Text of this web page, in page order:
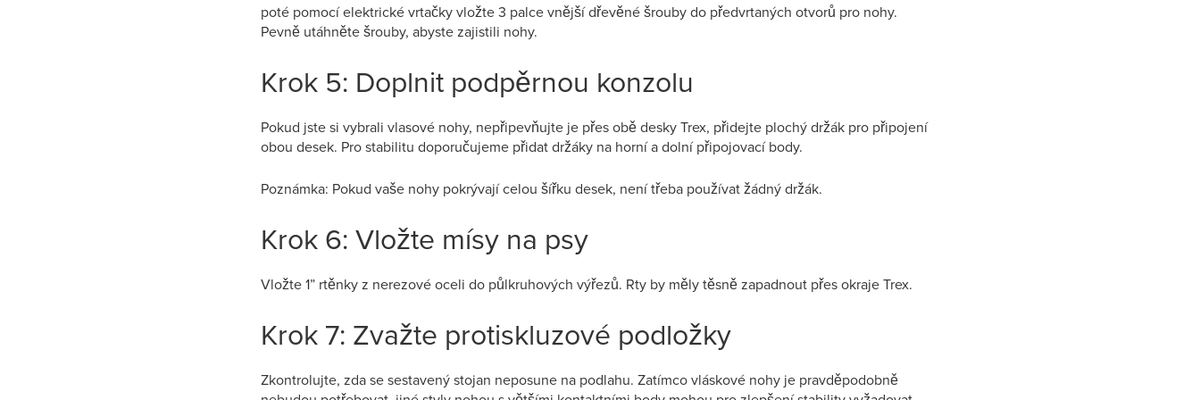
poté pomocí elektrické vrtačky vložte 3 palce vnější dřevěné šrouby do předvrtaných otvorů pro nohy.
Pevně utáhněte šrouby, abyste zajistili nohy.
Krok 5: Doplnit podpěrnou konzolu
Pokud jste si vybrali vlasové nohy, nepřipevňujte je přes obě desky Trex, přidejte plochý držák pro připojení
obou desek. Pro stabilitu doporučujeme přidat držáky na horní a dolní připojovací body.
Poznámka: Pokud vaše nohy pokrývají celou šířku desek, není třeba používat žádný držák.
Krok 6: Vložte mísy na psy
Vložte 1” rtěnky z nerezové oceli do půlkruhových výřezů. Rty by měly těsně zapadnout přes okraje Trex.
Krok 7: Zvažte protiskluzové podložky
Zkontrolujte, zda se sestavený stojan neposune na podlahu. Zatímco vláskové nohy je pravděpodobně